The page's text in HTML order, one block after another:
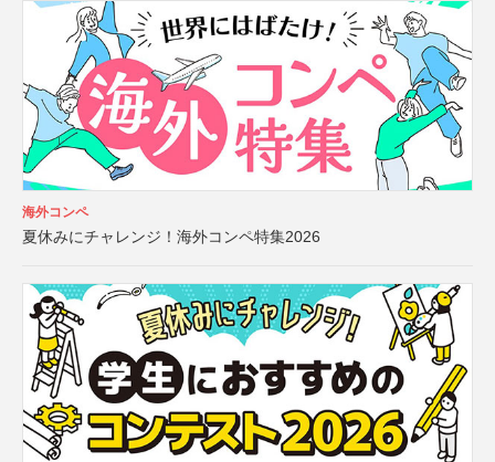
海外コンペ
夏休みにチャレンジ！海外コンペ特集2026